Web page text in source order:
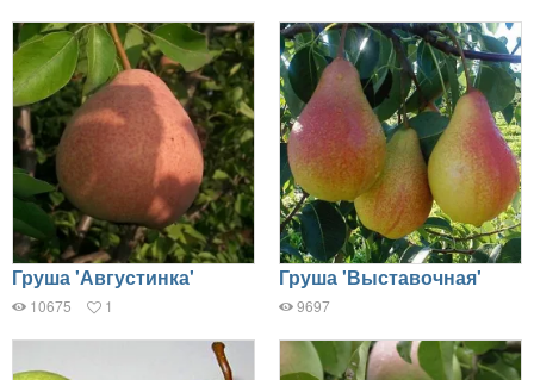
Груша 'Августинка'
10675 1
Груша 'Выставочная'
9697